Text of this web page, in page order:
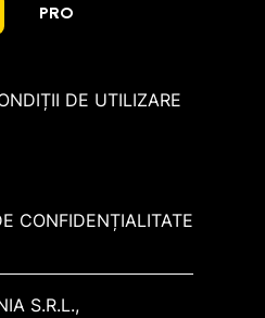
PRO
DE UTILIZARE
CONFIDENȚIALITATE
S.R.L.,